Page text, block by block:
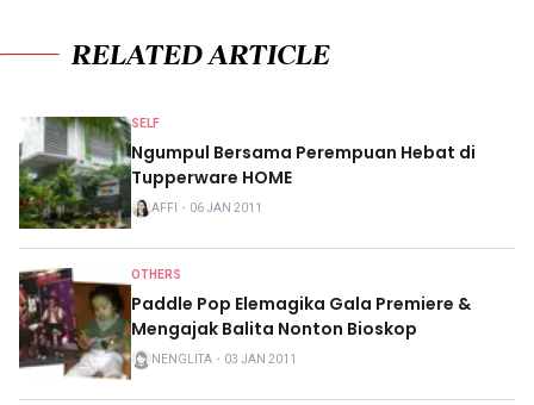
RELATED ARTICLE
SELF
Ngumpul Bersama Perempuan Hebat di
Tupperware HOME
AFFI ・ 06 JAN 2011
OTHERS
Paddle Pop Elemagika Gala Premiere &
Mengajak Balita Nonton Bioskop
NENGLITA ・ 03 JAN 2011